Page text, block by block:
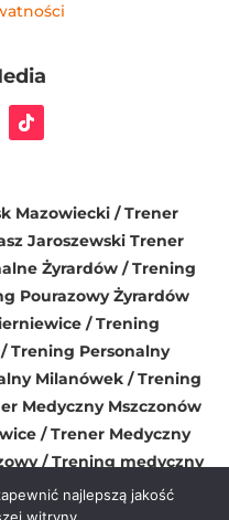
Mazowiecki/ Trener
Jaroszewski Trener
Żyrardów / Trening
Pourazowy Żyrardów
/Trening
/ Trening Personalny
Milanówek/Trening
Medyczny Mszczonów
/Trener Medyczny
/Trening medyczny
dla kobiet
najlepszą jakość